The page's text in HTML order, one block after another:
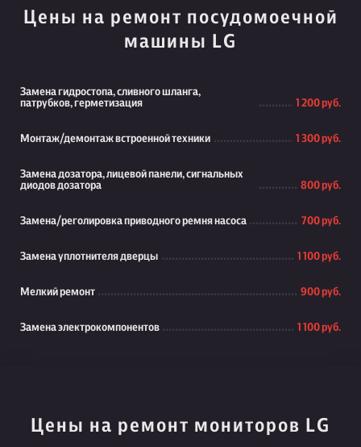
Цены на ремонт посудомоечной
машины LG
Замена гидростопа, сливного шланга,
патрубков, герметизация
1 200 руб.
Монтаж/демонтаж встроенной техники 1 300 руб.
Замена дозатора, лицевой панели, сигнальных
диодов дозатора
800 руб.
Замена/реголировка приводного ремня насоса 700 руб.
Замена уплотнителя дверцы 1 100 руб.
Мелкий ремонт 900 руб.
Замена электрокомпонентов 1 100 руб.
Цены на ремонт мониторов LG